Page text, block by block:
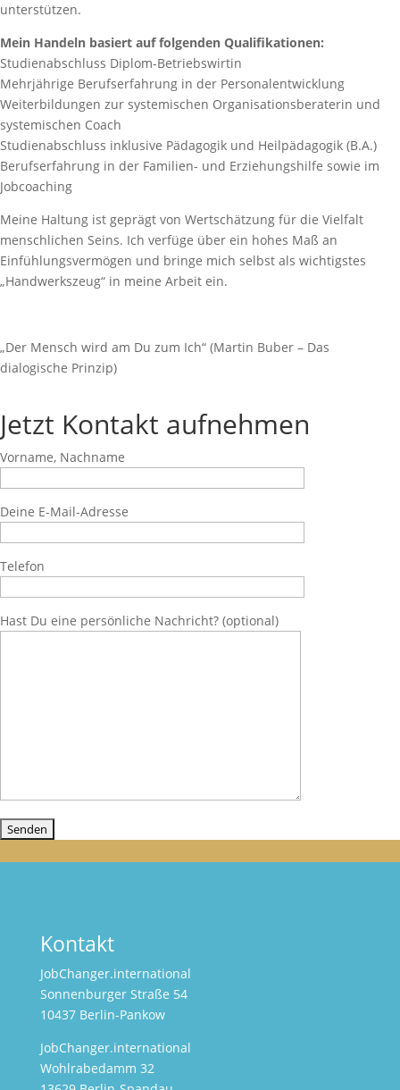
unterstützen.
Mein Handeln basiert auf folgenden Qualifikationen:
Studienabschluss Diplom-Betriebswirtin
Mehrjährige Berufserfahrung in der Personalentwicklung
Weiterbildungen zur systemischen Organisationsberaterin und
systemischen Coach
Studienabschluss inklusive Pädagogik und Heilpädagogik (B.A.)
Berufserfahrung in der Familien- und Erziehungshilfe sowie im
Jobcoaching
Meine Haltung ist geprägt von Wertschätzung für die Vielfalt
menschlichen Seins. Ich verfüge über ein hohes Maß an
Einfühlungsvermögen und bringe mich selbst als wichtigstes
„Handwerkszeug“ in meine Arbeit ein.
„Der Mensch wird am Du zum Ich“ (Martin Buber – Das
dialogische Prinzip)
Jetzt Kontakt aufnehmen
Vorname, Nachname
Deine E-Mail-Adresse
Telefon
Hast Du eine persönliche Nachricht? (optional)
Kontakt
JobChanger.international
Sonnenburger Straße 54
10437 Berlin-Pankow
JobChanger.international
Wohlrabedamm 32